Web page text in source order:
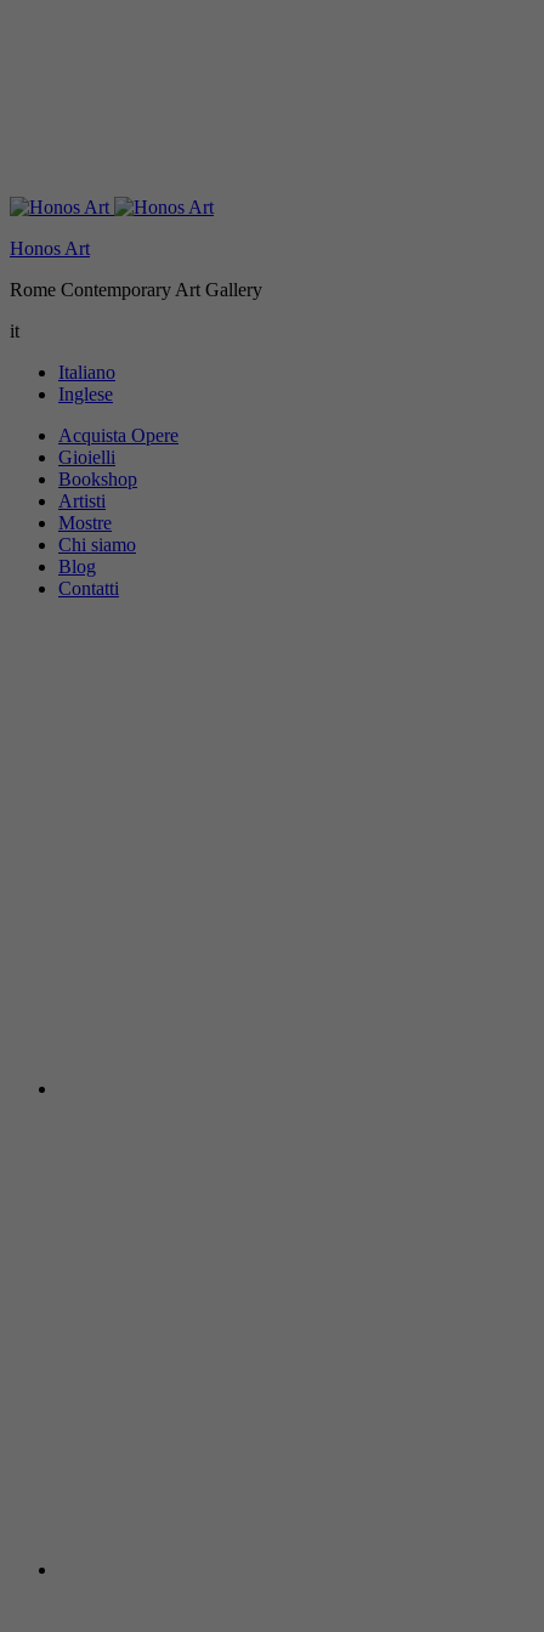
Honos Art
Rome Contemporary Art Gallery
it
Italiano
Inglese
Acquista Opere
Gioielli
Bookshop
Artisti
Mostre
Chi siamo
Blog
Contatti